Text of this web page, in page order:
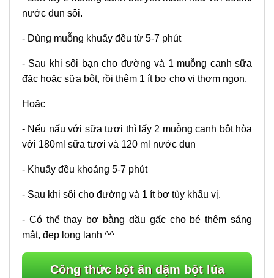
nước đun sôi.
- Dùng muỗng khuấy đều từ 5-7 phút
- Sau khi sôi bạn cho đường và 1 muỗng canh sữa
đặc hoặc sữa bột, rồi thêm 1 ít bơ cho vị thơm ngon.
Hoặc
- Nếu nấu với sữa tươi thì lấy 2 muỗng canh bột hòa
với 180ml sữa tươi và 120 ml nước đun
- Khuấy đều khoảng 5-7 phút
- Sau khi sôi cho đường và 1 ít bơ tùy khẩu vị.
- Có thể thay bơ bằng dầu gấc cho bé thêm sáng
mắt, đẹp long lanh ^^
Công thức bột ăn dặm bột lúa